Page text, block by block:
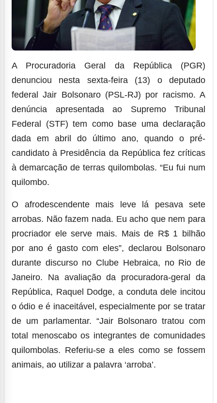
A Procuradoria Geral da República (PGR)
denunciou nesta sexta-feira (13) o deputado
federal Jair Bolsonaro (PSL-RJ) por racismo. A
denúncia apresentada ao Supremo Tribunal
Federal (STF) tem como base uma declaração
dada em abril do último ano, quando o pré-
candidato à Presidência da República fez críticas
à demarcação de terras quilombolas. “Eu fui num
quilombo.
O afrodescendente mais leve lá pesava sete
arrobas. Não fazem nada. Eu acho que nem para
procriador ele serve mais. Mais de R$ 1 bilhão
por ano é gasto com eles”, declarou Bolsonaro
durante discurso no Clube Hebraica, no Rio de
Janeiro. Na avaliação da procuradora-geral da
República, Raquel Dodge, a conduta dele incitou
o ódio e é inaceitável, especialmente por se tratar
de um parlamentar. “Jair Bolsonaro tratou com
total menoscabo os integrantes de comunidades
quilombolas. Referiu-se a eles como se fossem
animais, ao utilizar a palavra ‘arroba’.